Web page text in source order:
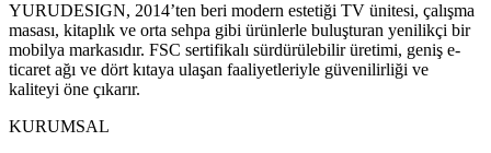
YURUDESIGN, 2014’ten beri modern estetiği TV ünitesi, çalışma
masası, kitaplık ve orta sehpa gibi ürünlerle buluşturan yenilikçi bir
mobilya markasıdır. FSC sertifikalı sürdürülebilir üretimi, geniş e-
ticaret ağı ve dört kıtaya ulaşan faaliyetleriyle güvenilirliği ve
kaliteyi öne çıkarır.
KURUMSAL